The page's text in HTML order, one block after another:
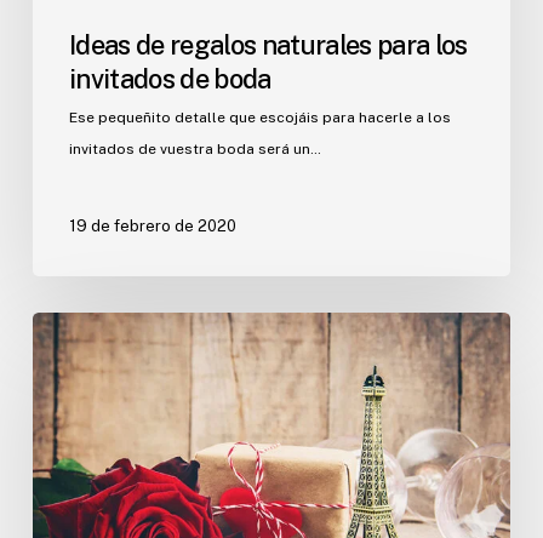
Ideas de regalos naturales para los
invitados de boda
Ese pequeñito detalle que escojáis para hacerle a los
invitados de vuestra boda será un…
19 de febrero de 2020
Ideas
para
una
boda
de
temática
parisina